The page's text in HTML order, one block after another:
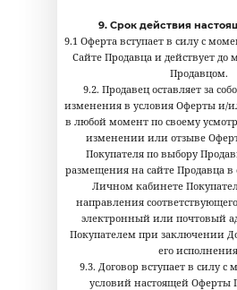
9. Срок действия
9.1 Оферта вступает в силу с
Сайте Продавца и действует до
Продавцом.
9.2. Продавец оставляет за
изменения в условия Оферты и/
в любой момент по своему
изменении или отзыве
Покупателя по выбору
размещения на сайте Продавца в
Личном кабинете
направления
электронный или почтовый
Покупателем при заключении
его
9.3. Договор вступает в силу с
условий настоящей Оферты